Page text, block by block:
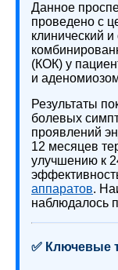
Данное
проведено с
клинический
(КОК) у
и
Результаты
болевых
проявлений
12 месяцев
улучшению к
аппаратов.
наблюдалось
✅ Ключевые